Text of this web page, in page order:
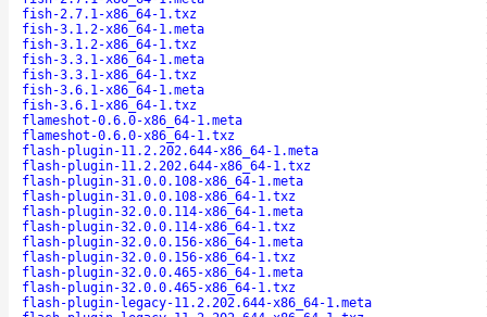
fish-2.7.1-x86_64-1.txz
fish-3.1.2-x86_64-1.meta
fish-3.1.2-x86_64-1.txz
fish-3.3.1-x86_64-1.meta
fish-3.3.1-x86_64-1.txz
fish-3.6.1-x86_64-1.meta
fish-3.6.1-x86_64-1.txz
flameshot-0.6.0-x86_64-1.meta
flameshot-0.6.0-x86_64-1.txz
flash-plugin-11.2.202.644-x86_64-1.meta
flash-plugin-11.2.202.644-x86_64-1.txz
flash-plugin-31.0.0.108-x86_64-1.meta
flash-plugin-31.0.0.108-x86_64-1.txz
flash-plugin-32.0.0.114-x86_64-1.meta
flash-plugin-32.0.0.114-x86_64-1.txz
flash-plugin-32.0.0.156-x86_64-1.meta
flash-plugin-32.0.0.156-x86_64-1.txz
flash-plugin-32.0.0.465-x86_64-1.meta
flash-plugin-32.0.0.465-x86_64-1.txz
flash-plugin-legacy-11.2.202.644-x86_64-1.meta